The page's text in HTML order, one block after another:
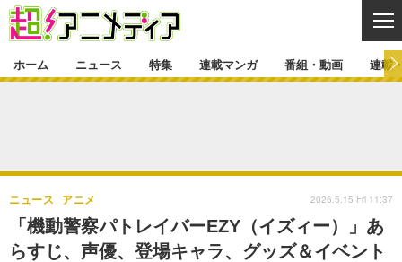
ゲーム・アプリ マンガ
グッズ イベント
特集一覧 カバー
ラキりす
連載マンガ
連載マンガ一覧 連載一覧
番組・動画
番組・動画一覧 ラジオ
連載・ブログ
ホーム ニュース 特集 連載マンガ 番組・動画 連載
「機動警察パトレイバーEZY（イズィー）」あ
らすじ、声優、登場キャラ、グッズ＆イベント
ニュース アニメ 2026.5.15 Fri 11:37